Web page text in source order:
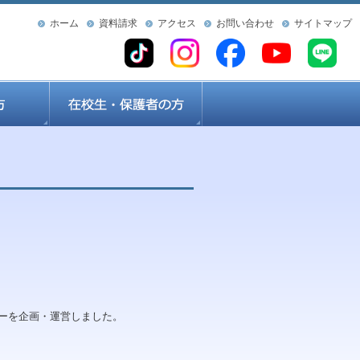
ホーム 資料請求 アクセス お問い合わせ サイトマップ
企画・運営しました。